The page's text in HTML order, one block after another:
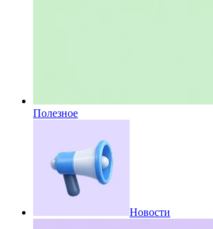
Полезное
Новости